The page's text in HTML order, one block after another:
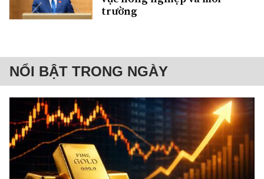
trường
NỔI BẬT TRONG NGÀY